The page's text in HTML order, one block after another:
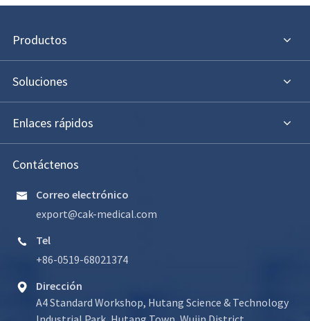
Productos
Soluciones
Enlaces rápidos
Contáctenos

Correo electrónico
export@cak-medical.com

Tel
+86-0519-68021374

Dirección
A4 Standard Workshop, Hutang Science & Technology